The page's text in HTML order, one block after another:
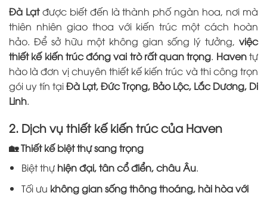
Đà Lạtđược biết đến là thành phố ngàn hoa, nơi mà
thiên nhiên giao thoa với kiến trúc một cách hoàn
hảo. Để sở hữu một không gian sống lý tưởng, việc
thiết kế kiến trúc đóng vai trò rất quan trọng. Haventự
hào là đơn vị chuyên thiết kế kiến trúc và thi công trọn
gói uy tín tạiĐà Lạt, Đức Trọng, Bảo Lộc, Lắc Dương, Di
Linh.
2. Dịch vụ thiết kế kiến trúc của Haven
🏡 Thiết kế biệt thự sang trọng
Biệt thự hiện đại, tân cổ điển, châu Âu.
Tối ưu không gian sống thông thoáng, hài hòa với